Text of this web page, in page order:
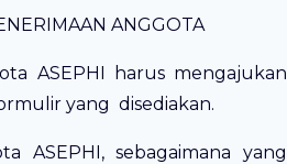
ANGGOTA
ASEPHI harus mengajukan
yang disediakan.
ASEPHI, sebagaimana yang